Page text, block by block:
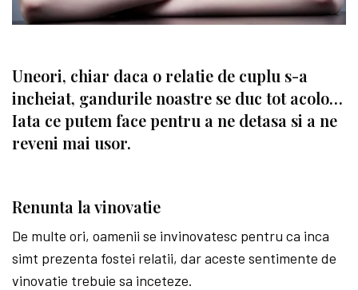
Uneori, chiar daca o relatie de cuplu s-a
incheiat, gandurile noastre se duc tot acolo…
Iata ce putem face pentru a ne detasa si a ne
reveni mai usor.
Renunta la vinovatie
De multe ori, oamenii se invinovatesc pentru ca inca
simt prezenta fostei relatii, dar aceste sentimente de
vinovatie trebuie sa inceteze.